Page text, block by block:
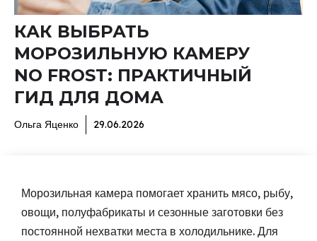
КАК ВЫБРАТЬ
МОРОЗИЛЬНУЮ КАМЕРУ
NO FROST: ПРАКТИЧНЫЙ
ГИД ДЛЯ ДОМА
Ольга Яценко 29.06.2026
Морозильная камера помогает хранить мясо, рыбу,
овощи, полуфабрикаты и сезонные заготовки без
постоянной нехватки места в холодильнике. Для